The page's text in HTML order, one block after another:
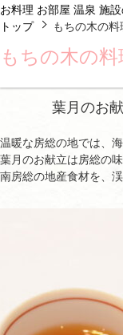
お料理 お部屋 温泉 施
トップ
もちの木の料
もちの木の料
葉月のお
温暖な房総の地では、
葉月のお献立は房総の
南房総の地産食材を、